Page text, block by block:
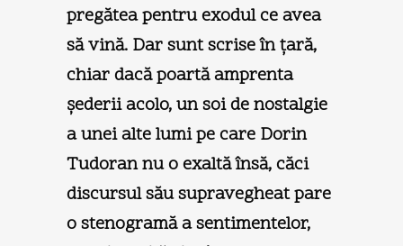
pregătea pentru exodul ce avea
să vină. Dar sunt scrise în ţară,
chiar dacă poartă amprenta
şederii acolo, un soi de nostalgie
a unei alte lumi pe care Dorin
Tudoran nu o exaltă însă, căci
discursul său supravegheat pare
o stenogramă a sentimentelor,